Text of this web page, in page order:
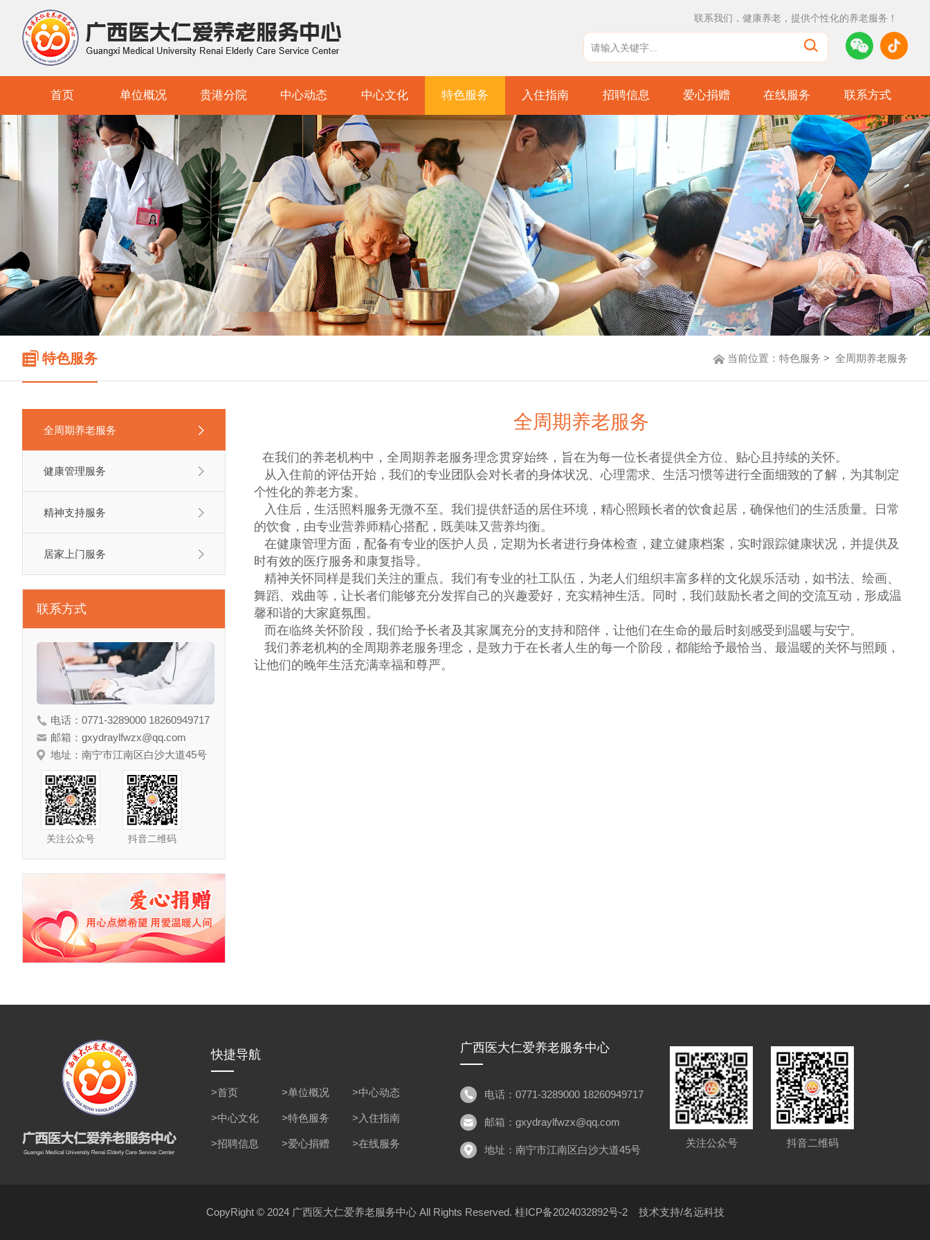
联系我们，健康养老，提供个性化的养老服务！
首页 单位概况 贵港分院 中心动态 中心文化 特色服务 入住指南 招聘信息 爱心捐赠 在线服务 联系方式
特色服务 当前位置： 特色服务 > 全周期养老服务
全周期养老服务
健康管理服务
精神支持服务
居家上门服务
联系方式
电话：0771-3289000 18260949717
邮箱：gxydraylfwzx@qq.com
地址：南宁市江南区白沙大道45号
关注公众号 抖音二维码
全周期养老服务
在我们的养老机构中，全周期养老服务理念贯穿始终，旨在为每一位长者提供全方位、贴心且持续的关怀。
从入住前的评估开始，我们的专业团队会对长者的身体状况、心理需求、生活习惯等进行全面细致的了解，为其制定
个性化的养老方案。
入住后，生活照料服务无微不至。我们提供舒适的居住环境，精心照顾长者的饮食起居，确保他们的生活质量。日常
的饮食，由专业营养师精心搭配，既美味又营养均衡。
在健康管理方面，配备有专业的医护人员，定期为长者进行身体检查，建立健康档案，实时跟踪健康状况，并提供及
时有效的医疗服务和康复指导。
精神关怀同样是我们关注的重点。我们有专业的社工队伍，为老人们组织丰富多样的文化娱乐活动，如书法、绘画、
舞蹈、戏曲等，让长者们能够充分发挥自己的兴趣爱好，充实精神生活。同时，我们鼓励长者之间的交流互动，形成温
馨和谐的大家庭氛围。
而在临终关怀阶段，我们给予长者及其家属充分的支持和陪伴，让他们在生命的最后时刻感受到温暖与安宁。
我们养老机构的全周期养老服务理念，是致力于在长者人生的每一个阶段，都能给予最恰当、最温暖的关怀与照顾，
让他们的晚年生活充满幸福和尊严。
快捷导航
>首页 >单位概况 >中心动态
>中心文化 >特色服务 >入住指南
>招聘信息 >爱心捐赠 >在线服务
广西医大仁爱养老服务中心
电话：0771-3289000 18260949717
邮箱：gxydraylfwzx@qq.com
地址：南宁市江南区白沙大道45号
关注公众号 抖音二维码
CopyRight © 2024 广西医大仁爱养老服务中心 All Rights Reserved. 桂ICP备2024032892号-2 技术支持/名远科技